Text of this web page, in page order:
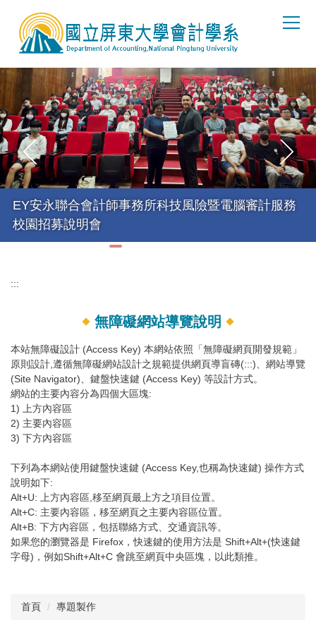
內
容
EY安永聯合會計師事務所科技風險暨電腦審計服務
校園招募說明會
:::
無障礙網站導覽說明
本站無障礙設計 (Access Key) 本網站依照「無障礙網頁開發規範」
原則設計,遵循無障礙網站設計之規範提供網頁導盲磚(:::)、網站導覽
(Site Navigator)、鍵盤快速鍵 (Access Key) 等設計方式。
網站的主要內容分為四個大區塊:
1) 上方內容區
2) 主要內容區
3) 下方內容區
下列為本網站使用鍵盤快速鍵 (Access Key,也稱為快速鍵) 操作方式
說明如下:
Alt+U: 上方內容區,移至網頁最上方之項目位置。
Alt+C: 主要內容區，移至網頁之主要內容區位置。
Alt+B: 下方內容區，包括聯絡方式、交通資訊等。
如果您的瀏覽器是 Firefox，快速鍵的使用方法是 Shift+Alt+(快速鍵
字母)，例如Shift+Alt+C 會跳至網頁中央區塊，以此類推。
首頁 專題製作